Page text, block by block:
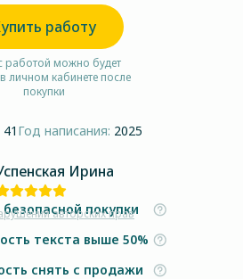
работу
работой можно будет
личном кабинете после
покупки
41 Год написания: 2025
Ирина
авторских прав
покупки
текста выше 50%
снять с продажи